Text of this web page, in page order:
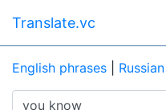
Translate.vc
English phrases